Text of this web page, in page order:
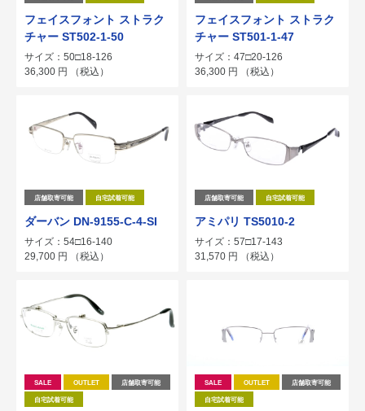
フェイスフォント ストラク
チャー ST502-1-50
サイズ：50□18-126
36,300 円 （税込）
フェイスフォント ストラク
チャー ST501-1-47
サイズ：47□20-126
36,300 円 （税込）
店舗取寄可能 自宅試着可能
ダーバン DN-9155-C-4-SI
サイズ：54□16-140
29,700 円 （税込）
店舗取寄可能 自宅試着可能
アミパリ TS5010-2
サイズ：57□17-143
31,570 円 （税込）
SALE OUTLET 店舗取寄可能
自宅試着可能
SALE OUTLET 店舗取寄可能
自宅試着可能